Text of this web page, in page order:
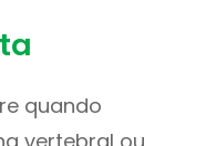
quando